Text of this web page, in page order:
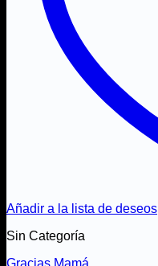
Añadir a la lista de deseos
Sin Categoría
Gracias Mamá